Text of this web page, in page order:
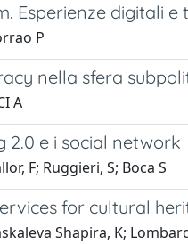
Esperienze digitali
P
nella sfera
A
2.0 e i social network
F; Ruggieri, S; Boca S
for cultural
Shapira, K;